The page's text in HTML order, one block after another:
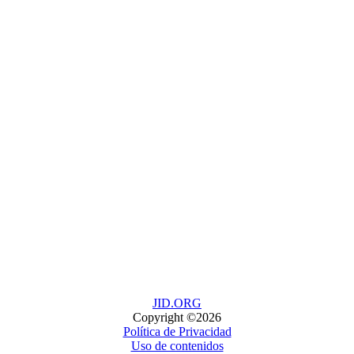
JID.ORG
Copyright ©2026
Política de Privacidad
Uso de contenidos